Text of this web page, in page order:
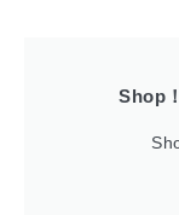
Shop